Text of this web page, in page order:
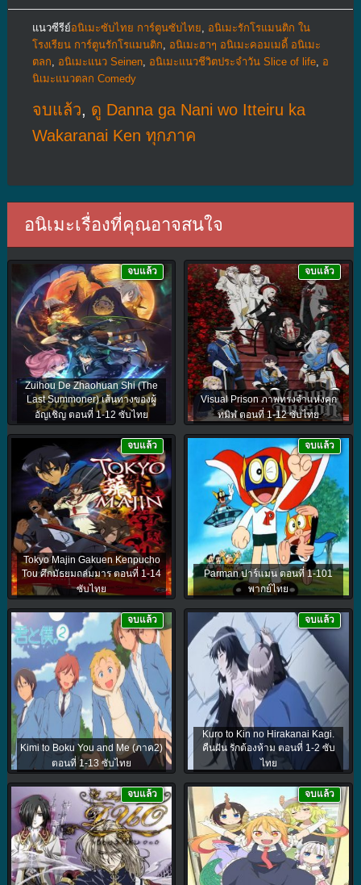
แนวซีรีย์อนิเมะซับไทย การ์ตูนซับไทย
อนิเมะรักโรแมนติก ใน
โรงเรียน การ์ตูนรักโรแมนติก
อนิเมะฮาๆ อนิเมะคอมเมดี้ อนิเมะ
ตลก
อนิเมะแนว Seinen, อนิเมะแนวชีวิตประจําวัน Slice of life, อ
นิเมะแนวตลก Comedy
จบแล้ว, ดู Danna ga Nani wo Itteiru ka
Wakaranai Ken ทุกภาค
อนิเมะเรื่องที่คุณอาจสนใจ
Zuihou De Zhaohuan Shi (The
Last Summoner) เส้นทางของผู้
อัญเชิญ ตอนที่ 1-12 ซับไทย
จบแล้ว
Visual Prison ภาพทรงจำแห่งคุก
ทมิฬ ตอนที่ 1-12 ซับไทย
จบแล้ว
Tokyo Majin Gakuen Kenpucho
Tou ศึกมัธยมถล่มมาร ตอนที่ 1-14
ซับไทย
จบแล้ว
Parman ปาร์แมน ตอนที่ 1-101
พากย์ไทย
จบแล้ว
Kimi to Boku You and Me (ภาค2)
ตอนที่ 1-13 ซับไทย
จบแล้ว
Kuro to Kin no Hirakanai Kagi.
คืนฝัน รักต้องห้าม ตอนที่ 1-2 ซับ
ไทย
จบแล้ว
จบแล้ว จบแล้ว